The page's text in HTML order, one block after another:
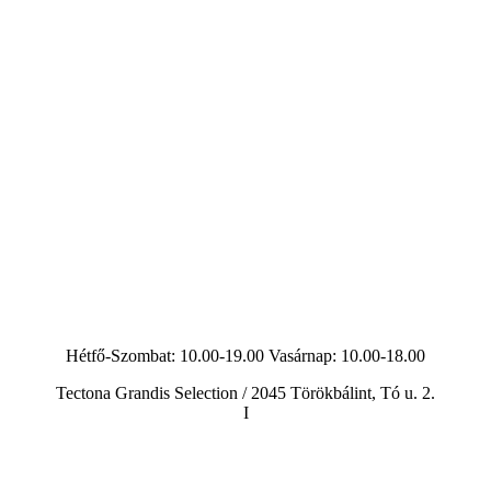
Hétfő-Szombat: 10.00-19.00 Vasárnap: 10.00-18.00
Tectona Grandis Selection / 2045 Törökbálint, Tó u. 2.
I